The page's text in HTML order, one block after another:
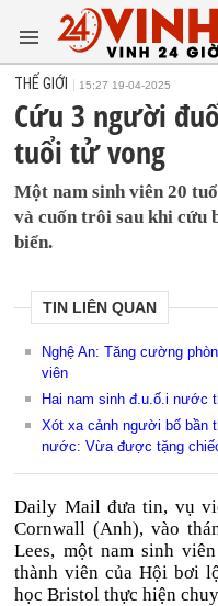
THẾ GIỚI 15:27 19-04-2025
Cứu 3 người
tuổi tử vong
Một nam sinh viên 20
và cuốn trôi sau khi cứu
biển.
TIN LIÊN QUAN
Nghệ An: Tăng cường
viên
Hai nam sinh đ.u.ố.i nước
Xót xa cảnh người bố bần
nước: Vừa được tặng
Daily Mail đưa tin, vụ
Cornwall (Anh), vào
Lees, một nam sinh
thành viên của Hội bơi
học Bristol thực hiện